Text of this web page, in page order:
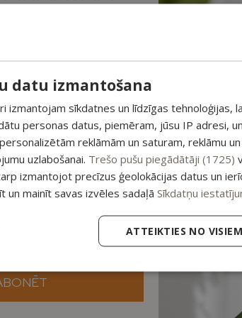
datu izmantošana
izmantojam sīkdatnes un līdzīgas tehnoloģijas,
personas datus, piemēram, jūsu IP adresi,
reklāmām un saturam, reklāmu
uzlabošanai. Trešo pušu piegādātāji (1725)
izmantojot precīzus ģeolokācijas datus un
un mainīt savas izvēles sadaļā Sīkdatņu
ATTEIKTIES NO VISIEM
PAPILDUS
un saņem īpašu
pasūtījumam.
piedāvājumiem